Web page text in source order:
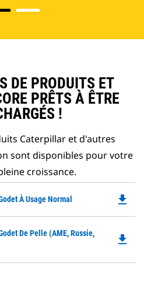
DE PRODUITS ET
PRÊTS À ÊTRE
!
Caterpillar et d'autres
sont disponibles pour votre
croissance.
À Usage Normal file_download
De Pelle (AME, Russie,
file_download